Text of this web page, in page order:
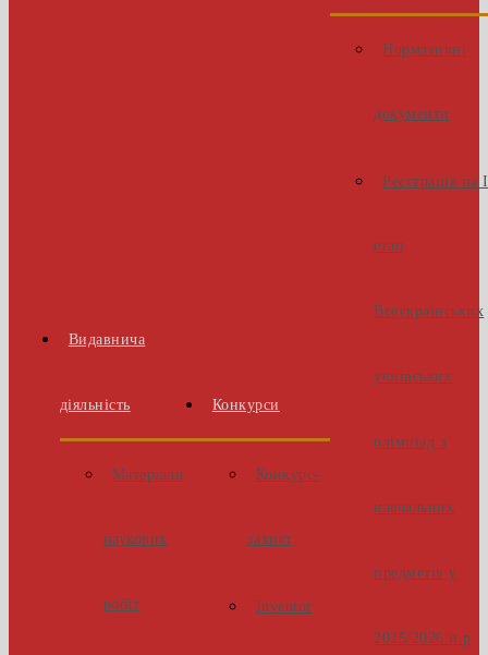
Видавнича
діяльність
Матеріали
наукових
робіт
Конкурси
Конкурс-
захист
Inventor
Нормативні
документи
Реєстрація на І
етап
Всеукраїнських
учнівських
олімпіад з
навчальних
предметів у
2025/2026 н.р